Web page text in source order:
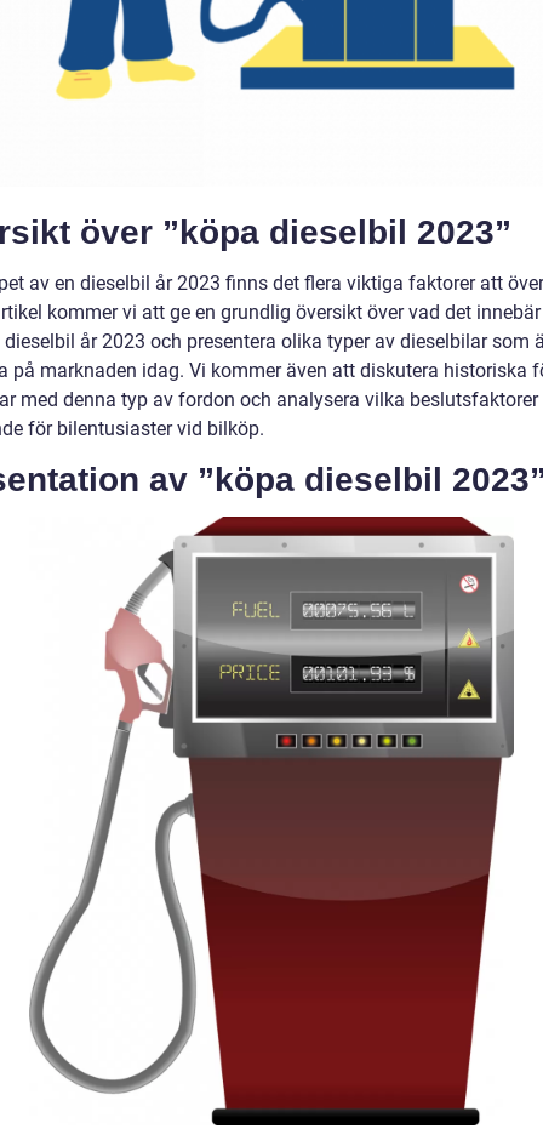
över ”köpa dieselbil 2023”
av en dieselbil år 2023 finns det flera viktiga faktorer att
kommer vi att ge en grundlig översikt över vad det
dieselbil år 2023 och presentera olika typer av dieselbilar som
på marknaden idag. Vi kommer även att diskutera historiska
med denna typ av fordon och analysera vilka beslutsfaktorer
för bilentusiaster vid bilköp.
av ”köpa dieselbil